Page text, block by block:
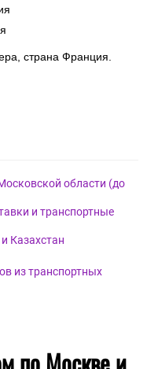
страна Франция.
области (до
и транспортные
Казахстан
из транспортных